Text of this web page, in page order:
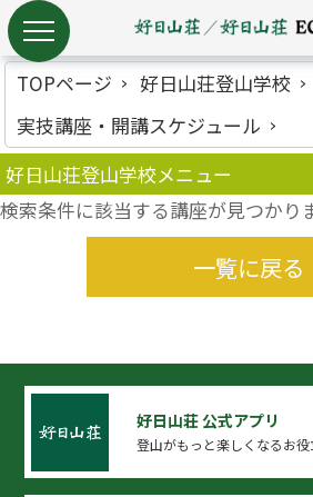
TOPページ
好日山荘登山学校
実技講座・開講スケジュール
好日山荘登山学校メニュー
検索条件に該当する講座が見つかり
一覧に戻る
好日山荘 公式アプリ
登山がもっと楽しくなるお